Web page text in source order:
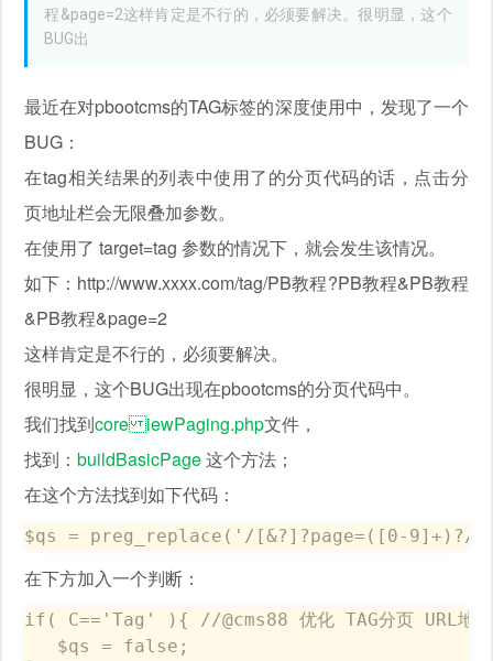
程&page=2这样肯定是不行的，必须要解决。很明显，这个
BUG出
最近在对pbootcms的TAG标签的深度使用中，发现了一个
BUG：
在tag相关结果的列表中使用了的分页代码的话，点击分
页地址栏会无限叠加参数。
在使用了 target=tag 参数的情况下，就会发生该情况。
如下：http://www.xxxx.com/tag/PB教程?PB教程&PB教程
&PB教程&page=2
这样肯定是不行的，必须要解决。
很明显，这个BUG出现在pbootcms的分页代码中。
我们找到core iewPaging.php文件，
找到：buildBasicPage这个方法；
在这个方法找到如下代码：
$qs = preg_replace('/[&?]?page=([0-
在下方加入一个判断：
if( C=='Tag' ){ //@cms88 优化 TAG分页 URL
$qs = false;